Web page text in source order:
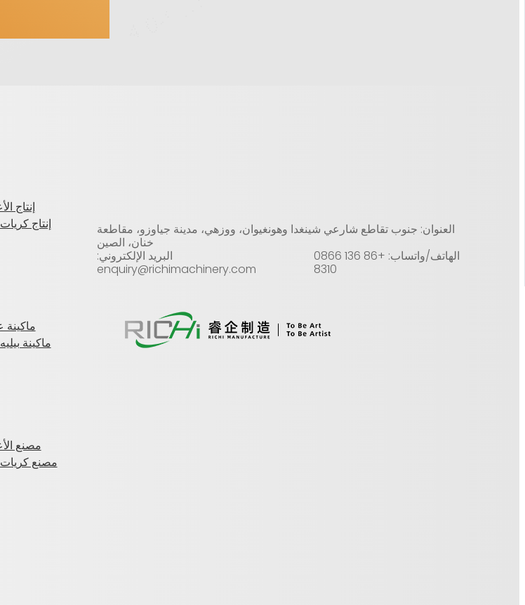
العنوان: جنوب تقاطع شارعي شينغدا وهونغيوان، ووزهي، مدينة جياوزو، مقاطعة
خنان، الصين
الهاتف/واتساب: +86 136 0866
8310
البريد الإلكتروني:
enquiry@richimachinery.com
إنتاج
إنتاج
ماكينة
ماكينة
مصنع
مصنع كريات